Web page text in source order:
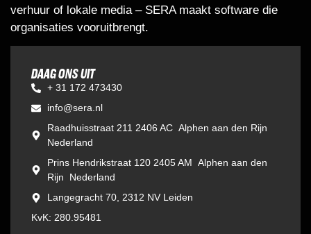
verhuur of lokale media – SERA maakt software die
organisaties vooruitbrengt.
DAAG ONS UIT
+ 31 172 473430
info@sera.nl
Raadhuisstraat 211 2406 AC Alphen aan den Rijn
Nederland
Prins Hendrikstraat 120 2405 AM Alphen aan den
Rijn Nederland
Langegracht 70, 2312 NV Leiden
KvK: 280.95481